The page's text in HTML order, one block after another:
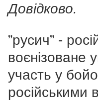
Довідково.
”русич” -
воєнізоване
участь у
російськими